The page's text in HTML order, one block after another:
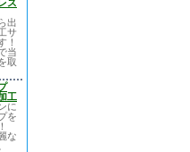
ス
出
サ
！
当
取
工
に
を
な